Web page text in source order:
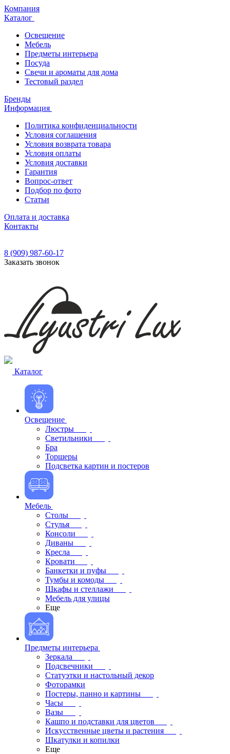
Компания
Каталог
Освещение
Мебель
Предметы интерьера
Посуда
Свечи и ароматы для дома
Тестовый раздел
Бренды
Информация
Политика конфиденциальности
Условия соглашения
Условия возврата товара
Условия оплаты
Условия доставки
Гарантия
Вопрос-ответ
Подбор по фото
Статьи
Оплата и доставка
Контакты
8 (909) 987-60-17
Заказать звонок
Каталог
Освещение
Люстры
Светильники
Бра
Торшеры
Подсветка картин и постеров
Мебель
Столы
Стулья
Консоли
Диваны
Кресла
Кровати
Банкетки и пуфы
Тумбы и комоды
Шкафы и стеллажи
Мебель для улицы
Еще
Предметы интерьера
Зеркала
Подсвечники
Статуэтки и настольный декор
Фоторамки
Постеры, панно и картины
Часы
Вазы
Кашпо и подставки для цветов
Искусственные цветы и растения
Шкатулки и копилки
Еще